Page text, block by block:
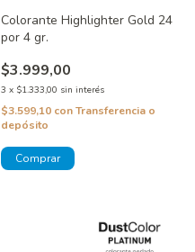
Colorante Highlighter Gold 24
por 4 gr.
$3.999,00
3 x $1.333,00 sin interés
$3.599,10 conTransferencia o
depósito